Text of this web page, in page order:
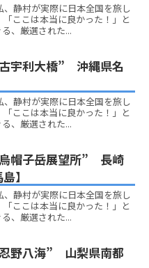
、静村が実際に日本全国を旅し
「ここは本当に良かった！」と
、厳選された...
古宇利大橋” 沖縄県名
、静村が実際に日本全国を旅し
「ここは本当に良かった！」と
、厳選された...
烏帽子岳展望所” 長崎
】
、静村が実際に日本全国を旅し
「ここは本当に良かった！」と
、厳選された...
忍野八海” 山梨県南都